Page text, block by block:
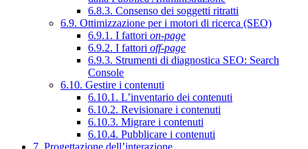
6.8.3. Consenso dei soggetti ritratti
6.9. Ottimizzazione per i motori di ricerca (SEO)
6.9.1. I fattori on-page
6.9.2. I fattori off-page
6.9.3. Strumenti di diagnostica SEO: Search
Console
6.10. Gestire i contenuti
6.10.1. L’inventario dei contenuti
6.10.2. Revisionare i contenuti
6.10.3. Migrare i contenuti
6.10.4. Pubblicare i contenuti
7. Progettazione dell’interazione